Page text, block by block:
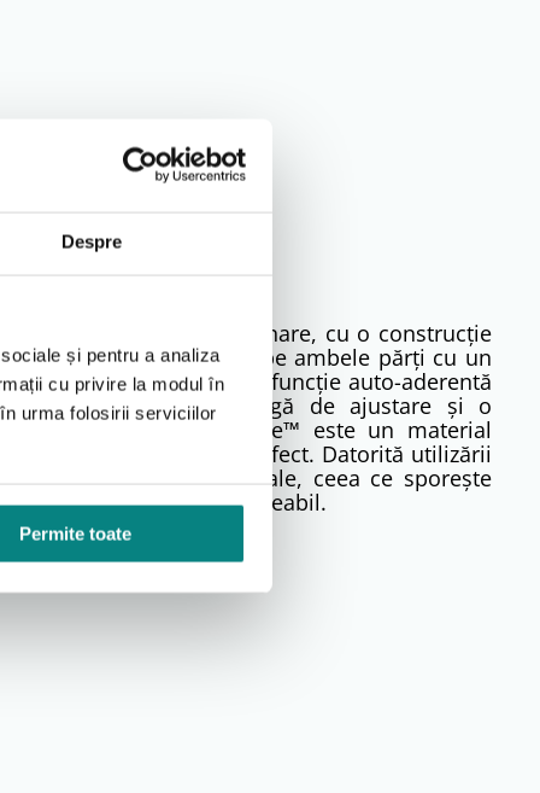
Despre
și pentru a analiza
cu privire la modul în
urma folosirii serviciilor
Permite toate
a soarelui).
din ghips):
corectă
tehnic de detensionare, cu o construcție
spumă EVA laminată pe ambele părți cu un
ușor de atașat. Această funcție auto-aderentă
oferă o gamă largă de ajustare și o
este că ActiveDistance™ este un material
corpul într-un mod perfect. Datorită utilizării
este foarte moale, ceea ce sporește
Este un material impermeabil.